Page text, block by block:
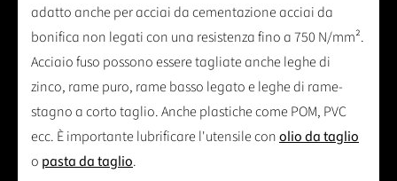
adatto anche per acciai da cementazione acciai da
bonifica non legati con una resistenza fino a 750 N/mm².
Acciaio fuso possono essere tagliate anche leghe di
zinco, rame puro, rame basso legato e leghe di rame-
stagno a corto taglio. Anche plastiche come POM, PVC
ecc. È importante lubrificare l'utensile conolio da taglio
o pasta da taglio.